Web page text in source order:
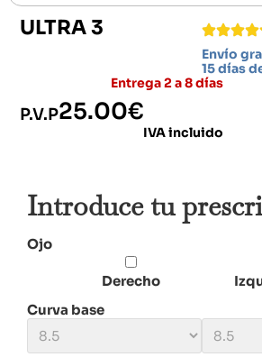
ULTRA 3
Envío
15 días
Entrega 2 a 8 días
P.V.P25.00€
IVA incluido
Introduce tu
Ojo
Derecho
Curva base